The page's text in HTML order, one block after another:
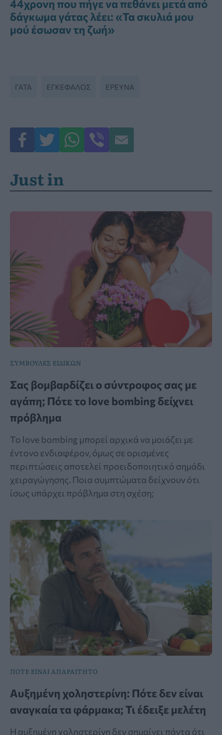
44χρονη που πήγε να πεθάνει μετά από
δάγκωμα γάτας λέει: «Τα σκυλιά μου
μού έσωσαν τη ζωή»
ΓΆΤΑ ΕΓΚΕΦΑΛΟΣ ΕΡΕΥΝΑ
Just in
ΣΥΜΒΟΥΛΕΣ ΕΙΔΙΚΩΝ
Σας βομβαρδίζει ο σύντροφος σας με
αγάπη; Πότε το love bombing δείχνει
πρόβλημα
Το love bombing μπορεί αρχικά να μοιάζει με
έντονο ενδιαφέρον, όμως σε ορισμένες
περιπτώσεις αποτελεί προειδοποιητικό σημάδι
χειραγώγησης. Ποια συμπτώματα δείχνουν ότι
ίσως υπάρχει πρόβλημα στη σχέση;
ΠΟΤΕ ΕΙΝΑΙ ΑΠΑΡΑΙΤΗΤΟ
Αυξημένη χοληστερίνη: Πότε δεν είναι
αναγκαία τα φάρμακα; Τι έδειξε μελέτη
Η αυξημένη χοληστερίνη δεν σημαίνει πάντα ότι